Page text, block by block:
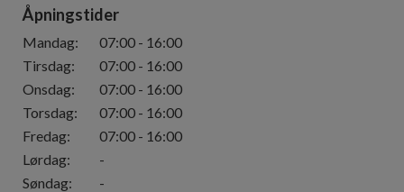
Åpningstider
Mandag: 07:00 - 16:00
Tirsdag: 07:00 - 16:00
Onsdag: 07:00 - 16:00
Torsdag: 07:00 - 16:00
Fredag: 07:00 - 16:00
Lørdag:
-
Søndag: -